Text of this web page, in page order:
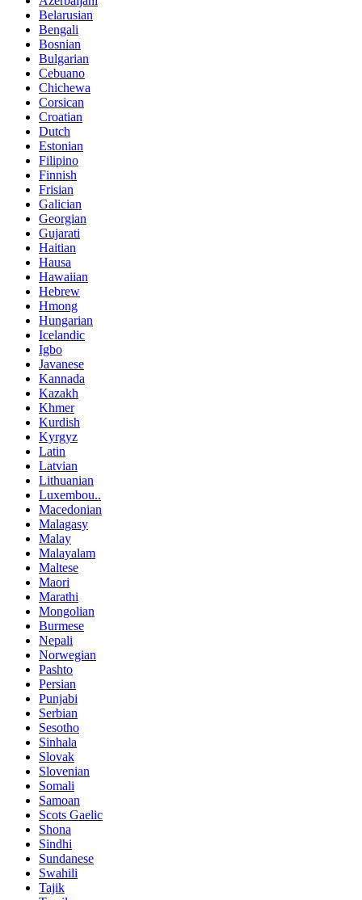
Belarusian
Bengali
Bosnian
Bulgarian
Cebuano
Chichewa
Corsican
Croatian
Dutch
Estonian
Filipino
Finnish
Frisian
Galician
Georgian
Gujarati
Haitian
Hausa
Hawaiian
Hebrew
Hmong
Hungarian
Icelandic
Igbo
Javanese
Kannada
Kazakh
Khmer
Kurdish
Kyrgyz
Latin
Latvian
Lithuanian
Luxembou..
Macedonian
Malagasy
Malay
Malayalam
Maltese
Maori
Marathi
Mongolian
Burmese
Nepali
Norwegian
Pashto
Persian
Punjabi
Serbian
Sesotho
Sinhala
Slovak
Slovenian
Somali
Samoan
Scots Gaelic
Shona
Sindhi
Sundanese
Swahili
Tajik